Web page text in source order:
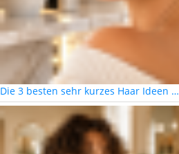
Die 3 besten sehr kurzes Haar Ideen …